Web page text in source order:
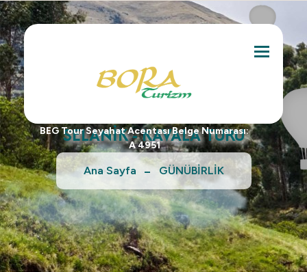
Toggle
BEG Tour Seyahat Acentası Belge Numarası:
A 4951
SELANİK - KAVALA TURU
Ana Sayfa GÜNÜBİRLİK